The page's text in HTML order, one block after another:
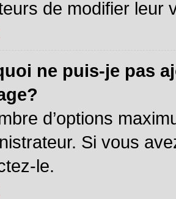
de modifier leur
ne puis-je pas
d’options
Si vous
le.